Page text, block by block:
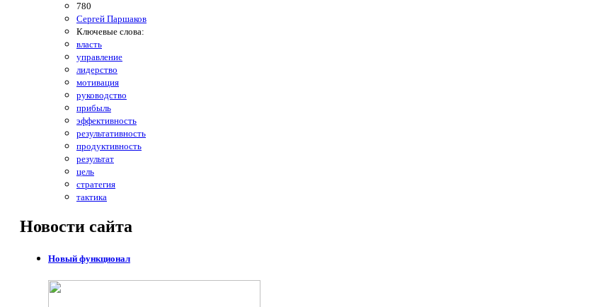
780
Сергей Паршаков
Ключевые слова:
власть
управление
лидерство
мотивация
руководство
прибыль
эффективность
результативность
продуктивность
результат
цель
стратегия
тактика
Новости сайта
Новый функционал